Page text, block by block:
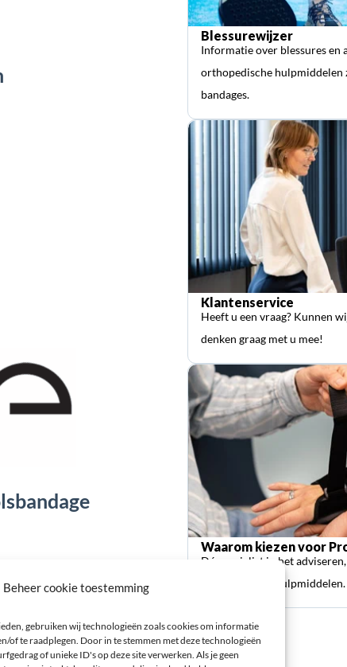
Beheer cookie toestemming
gebruiken wij technologieën zoals cookies om informatie
of te raadplegen. Door in te stemmen met deze technologieën
of unieke ID's op deze site verwerken. Als je geen
Blessurewijzer
Informatie over blessures en
orthopedische hulpmiddelen
bandages.
Klantenservice
Heeft u een vraag? Kunnen
denken graag met u mee!
Waarom kiezen voor
Dé specialist in het
orthopedische hulpmiddelen.